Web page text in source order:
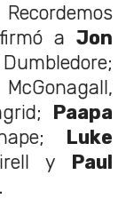
a Jon
Paapa
Luke
y Paul